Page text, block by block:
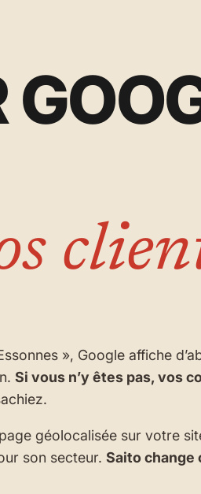
», Google affiche
Si vous n’y êtes pas, vos
géolocalisée sur votre
son secteur. Saito change